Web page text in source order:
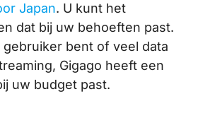
Japan. U kunt het
dat bij uw behoeften past.
bent of veel data
Gigago heeft een
uw budget past.